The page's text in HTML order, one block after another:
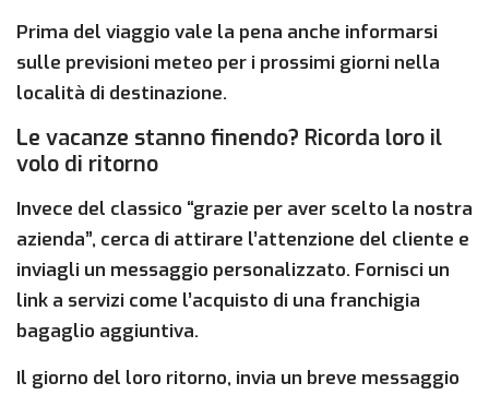
Prima del viaggio vale la pena anche informarsi
sulle previsioni meteo per i prossimi giorni nella
località di destinazione.
Le vacanze stanno finendo? Ricorda loro il
volo di ritorno
Invece del classico “grazie per aver scelto la nostra
azienda”, cerca di attirare l’attenzione del cliente e
inviagli un messaggio personalizzato. Fornisci un
link a servizi come l’acquisto di una franchigia
bagaglio aggiuntiva.
Il giorno del loro ritorno, invia un breve messaggio